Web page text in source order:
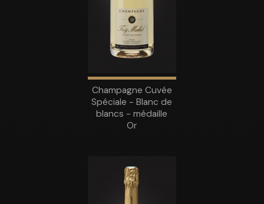
Champagne Cuvée
Spéciale - Blanc de
blancs - médaille
Or